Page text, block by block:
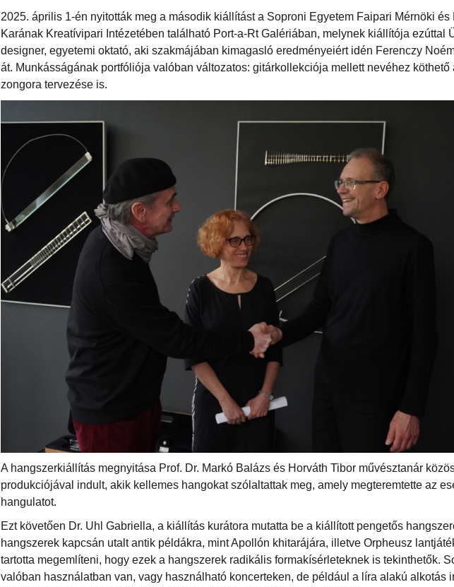
2025. április 1-én nyitották meg a második kiállítást a Soproni Egyetem Faipari Mérnöki és
Karának Kreatívipari Intézetében található Port-a-Rt Galériában, melynek kiállítója ezúttal
designer, egyetemi oktató, aki szakmájában kimagasló eredményeiért idén Ferenczy
át. Munkásságának portfóliója valóban változatos: gitárkollekciója mellett nevéhez köthető
zongora tervezése is.
A hangszerkiállítás megnyitása Prof. Dr. Markó Balázs és Horváth Tibor művésztanár
produkciójával indult, akik kellemes hangokat szólaltattak meg, amely megteremtette az
hangulatot.
Ezt követően Dr. Uhl Gabriella, a kiállítás kurátora mutatta be a kiállított pengetős
hangszerek kapcsán utalt antik példákra, mint Apollón khitarájára, illetve Orpheusz
tartotta megemlíteni, hogy ezek a hangszerek radikális formakísérleteknek is tekinthetők.
valóban használatban van, vagy használható koncerteken, de például a líra alakú alkotás